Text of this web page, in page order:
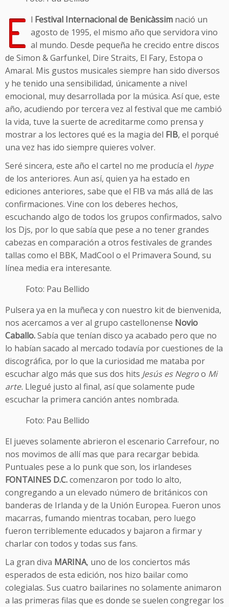
E l Festival Internacional de Benicàssim nació un
agosto de 1995, el mismo año que servidora vino
al mundo. Desde pequeña he crecido entre discos
de Simon & Garfunkel, Dire Straits, El Fary, Estopa o
Amaral. Mis gustos musicales siempre han sido diversos
y he tenido una sensibilidad, únicamente a nivel
emocional, muy desarrollada por la música. Así que, este
año, acudiendo por tercera vez al festival que me cambió
la vida, tuve la suerte de acreditarme como prensa y
mostrar a los lectores qué es la magia del FIB, el porqué
una vez has ido siempre quieres volver.
Seré sincera, este año el cartel no me producía el hype
de los anteriores. Aun así, quien ya ha estado en
ediciones anteriores, sabe que el FIB va más allá de las
confirmaciones. Vine con los deberes hechos,
escuchando algo de todos los grupos confirmados, salvo
los Djs, por lo que sabía que pese a no tener grandes
cabezas en comparación a otros festivales de grandes
tallas como el BBK, MadCool o el Primavera Sound, su
línea media era interesante.
Foto: Pau Bellido
Pulsera ya en la muñeca y con nuestro kit de bienvenida,
nos acercamos a ver al grupo castellonense Novio
Caballo.Sabía que tenían disco ya acabado pero que no
lo habían sacado al mercado todavía por cuestiones de la
discográfica, por lo que la curiosidad me mataba por
escuchar algo más que sus dos hits Jesús es Negroo Mi
arte. Llegué justo al final, así que solamente pude
escuchar la primera canción antes nombrada.
Foto: Pau Bellido
El jueves solamente abrieron el escenario Carrefour, no
nos movimos de allí mas que para recargar bebida.
Puntuales pese a lo punk que son, los irlandeses
FONTAINES D.C.comenzaron por todo lo alto,
congregando a un elevado número de británicos con
banderas de Irlanda y de la Unión Europea. Fueron unos
macarras, fumando mientras tocaban, pero luego
fueron terriblemente educados y bajaron a firmar y
charlar con todos y todas sus fans.
La gran diva MARINA, uno de los conciertos más
esperados de esta edición, nos hizo bailar como
colegialas. Sus cuatro bailarines no solamente animaron
a las primeras filas que es donde se suelen congregar los